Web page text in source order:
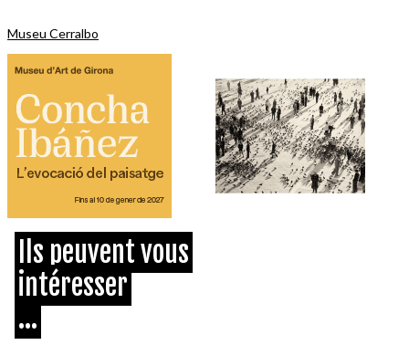
Museu Cerralbo
Ils peuvent vous
intéresser
...